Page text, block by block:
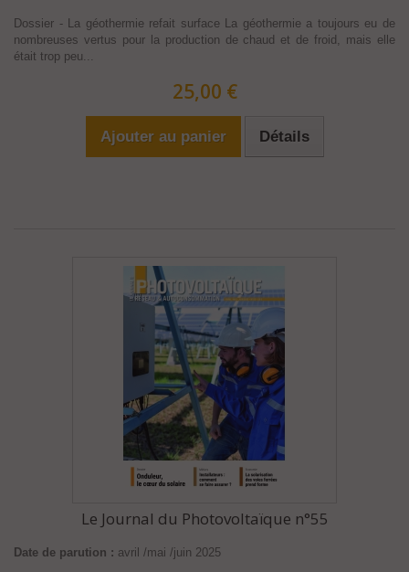
Dossier - La géothermie refait surface La géothermie a toujours eu de
nombreuses vertus pour la production de chaud et de froid, mais elle
était trop peu...
25,00 €
Ajouter au panier Détails
Le Journal du Photovoltaïque n°55
Date de parution : avril /mai /juin 2025